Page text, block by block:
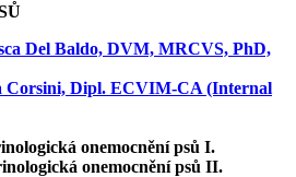
Del Baldo, DVM, MRCVS, PhD,
Corsini, Dipl. ECVIM-CA (Internal
onemocnění psů I.
onemocnění psů II.